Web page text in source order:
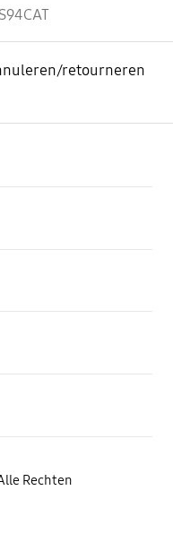
retourneren
Rechten